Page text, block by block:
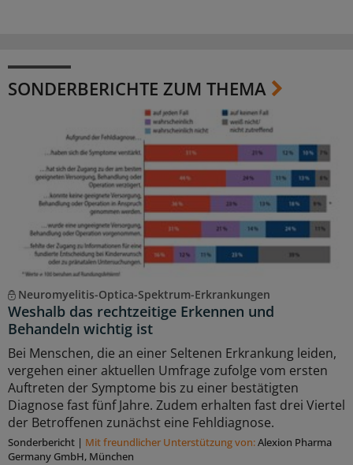
SONDERBERICHTE ZUM THEMA
Neuromyelitis-Optica-Spektrum-Erkrankungen
Weshalb das rechtzeitige Erkennen und
Behandeln wichtig ist
Bei Menschen, die an einer Seltenen Erkrankung leiden,
vergehen einer aktuellen Umfrage zufolge vom ersten
Auftreten der Symptome bis zu einer bestätigten
Diagnose fast fünf Jahre. Zudem erhalten fast drei Viertel
der Betroffenen zunächst eine Fehldiagnose.
Sonderbericht | Mit freundlicher Unterstützung von:Alexion Pharma
Germany GmbH, München